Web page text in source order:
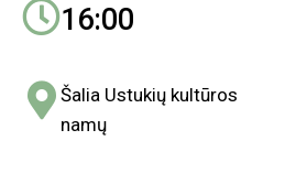
16:00
Šalia Ustukių kultūros
namų